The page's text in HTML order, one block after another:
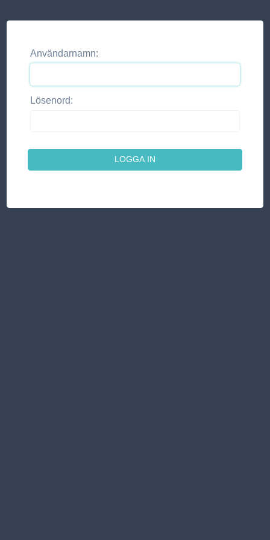
Användarnamn:
Lösenord: